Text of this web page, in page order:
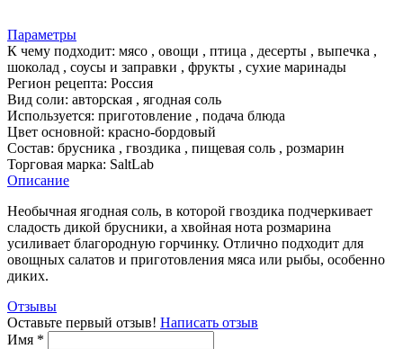
Параметры
К чему подходит: мясо , овощи , птица , десерты , выпечка ,
шоколад , соусы и заправки , фрукты , сухие маринады
Регион рецепта: Россия
Вид соли: авторская , ягодная соль
Используется: приготовление , подача блюда
Цвет основной: красно-бордовый
Состав: брусника , гвоздика , пищевая соль , розмарин
Торговая марка: SaltLab
Описание
Необычная ягодная соль, в которой гвоздика подчеркивает
сладость дикой брусники, а хвойная нота розмарина
усиливает благородную горчинку. Отлично подходит для
овощных салатов и приготовления мяса или рыбы, особенно
диких.
Отзывы
Оставьте первый отзыв! Написать отзыв
Имя *